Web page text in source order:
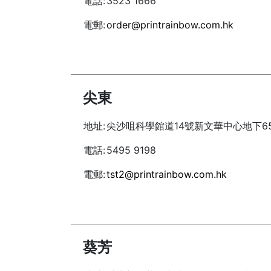
電郵:order@printrainbow.com.hk
尖東
地址:尖沙咀科學館道14號新文華中心地下
電話:5495 9198
電郵:tst2@printrainbow.com.hk
葵芳